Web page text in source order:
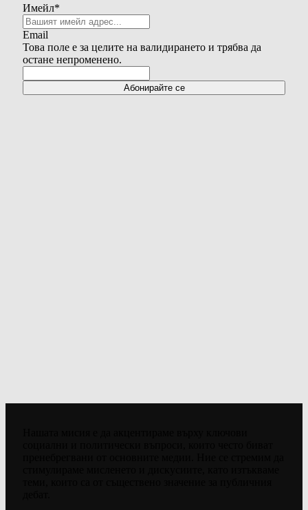
Имейл*
Email
Това поле е за целите на валидирането и трябва да
остане непроменено.